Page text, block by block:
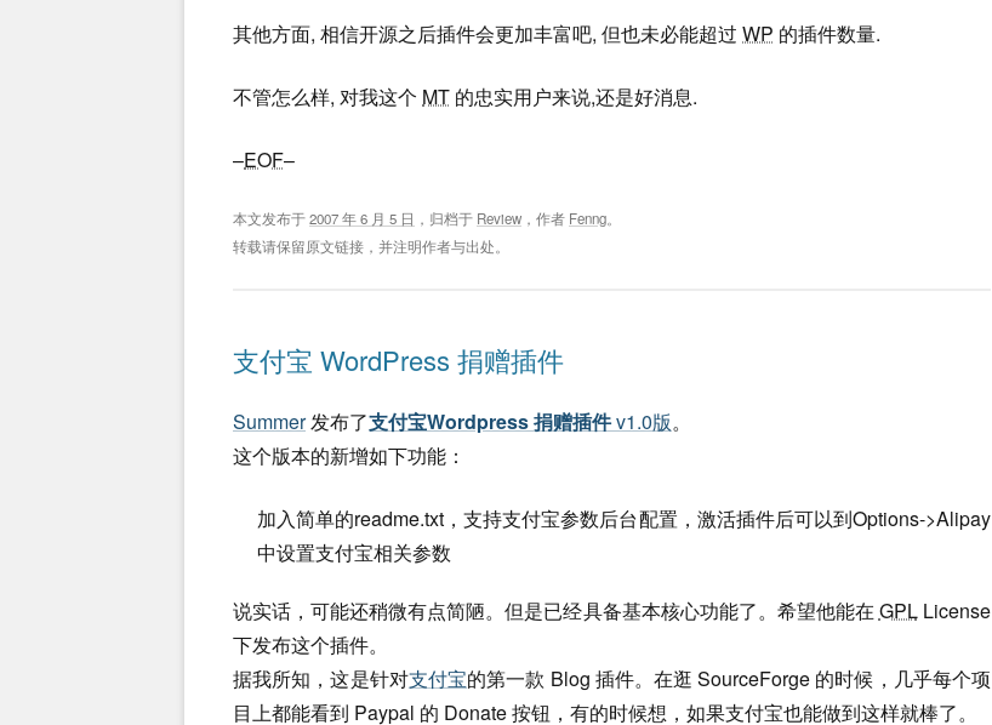
其他方面, 相信开源之后插件会更加丰富吧, 但也未必能超过 WP 的插件数量.
不管怎么样, 对我这个 MT 的忠实用户来说,还是好消息.
–EOF–
本文发布于2007 年 6 月 5 日 ，归档于 Review ，作者 Fenng。
转载请保留原文链接，并注明作者与出处。
支付宝 WordPress 捐赠插件
Summer发布了支付宝Wordpress 捐赠插件v1.0版。
这个版本的新增如下功能：
加入简单的readme.txt，支持支付宝参数后台配置，激活插件后可以到Options->Alipay
中设置支付宝相关参数
说实话，可能还稍微有点简陋。但是已经具备基本核心功能了。希望他能在 GPLLicense
下发布这个插件。
据我所知，这是针对支付宝的第一款 Blog 插件。在逛 SourceForge 的时候，几乎每个项
目上都能看到 Paypal 的 Donate 按钮，有的时候想，如果支付宝也能做到这样就棒了。